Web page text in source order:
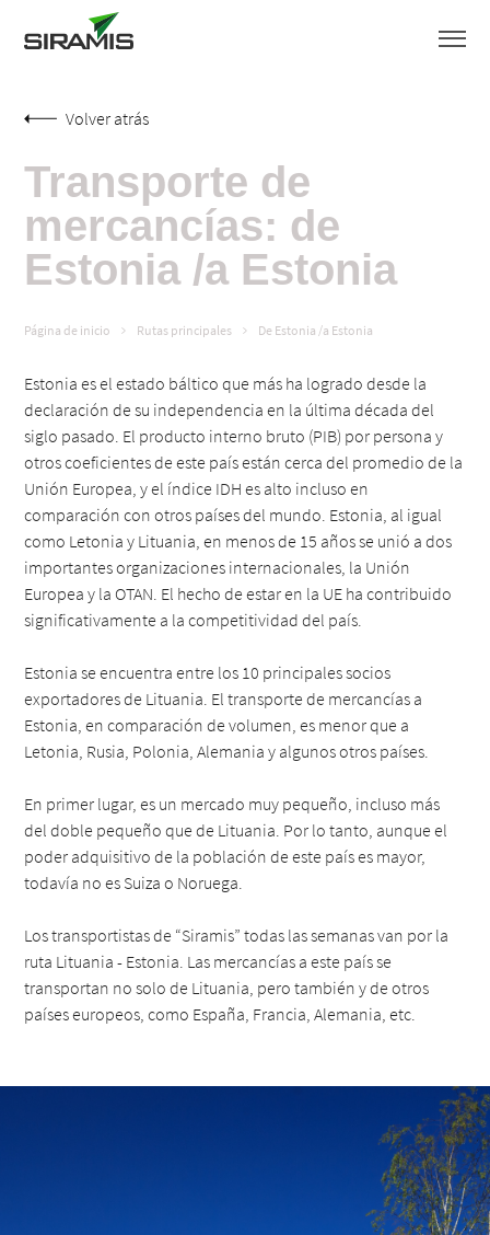
Volver atrás
Transporte de
mercancías: de
Estonia /a Estonia
Página de inicio Rutas principales De Estonia /a Estonia
Estonia es el estado báltico que más ha logrado desde la
declaración de su independencia en la última década del
siglo pasado. El producto interno bruto (PIB) por persona y
otros coeficientes de este país están cerca del promedio de la
Unión Europea, y el índice IDH es alto incluso en
comparación con otros países del mundo. Estonia, al igual
como Letonia y Lituania, en menos de 15 años se unió a dos
importantes organizaciones internacionales, la Unión
Europea y la OTAN. El hecho de estar en la UE ha contribuido
significativamente a la competitividad del país.
Estonia se encuentra entre los 10 principales socios
exportadores de Lituania. El transporte de mercancías a
Estonia, en comparación de volumen, es menor que a
Letonia, Rusia, Polonia, Alemania y algunos otros países.
En primer lugar, es un mercado muy pequeño, incluso más
del doble pequeño que de Lituania. Por lo tanto, aunque el
poder adquisitivo de la población de este país es mayor,
todavía no es Suiza o Noruega.
Los transportistas de “Siramis” todas las semanas van por la
ruta Lituania - Estonia. Las mercancías a este país se
transportan no solo de Lituania, pero también y de otros
países europeos, como España, Francia, Alemania, etc.